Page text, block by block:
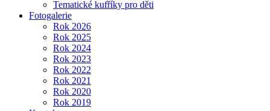
Tematické kufříky pro děti
Fotogalerie
Rok 2026
Rok 2025
Rok 2024
Rok 2023
Rok 2022
Rok 2021
Rok 2020
Rok 2019